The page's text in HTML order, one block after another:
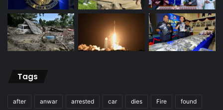
Tags
after anwar arrested car dies Fire found